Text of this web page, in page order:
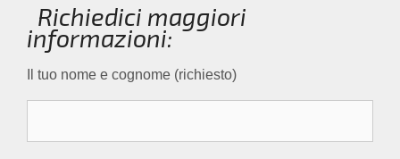
Richiedici maggiori
informazioni:
Il tuo nome e cognome (richiesto)